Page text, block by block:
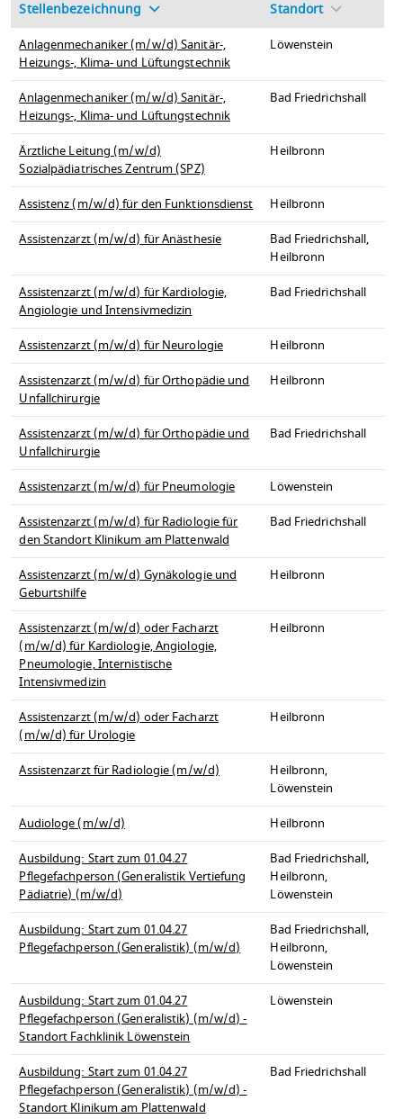
Stellenbezeichnung
Standort
Anlagenmechaniker (m/w/d) Sanitär-,
Heizungs-, Klima- und Lüftungstechnik
Löwenstein
Anlagenmechaniker (m/w/d) Sanitär-,
Heizungs-, Klima- und Lüftungstechnik
Bad Friedrichshall
Ärztliche Leitung (m/w/d)
Sozialpädiatrisches Zentrum (SPZ)
Heilbronn
Assistenz (m/w/d) für den Funktionsdienst
Heilbronn
Assistenzarzt (m/w/d) für Anästhesie
Bad Friedrichshall,
Heilbronn
Assistenzarzt (m/w/d) für Kardiologie,
Angiologie und Intensivmedizin
Bad Friedrichshall
Assistenzarzt (m/w/d) für Neurologie
Heilbronn
Assistenzarzt (m/w/d) für Orthopädie und
Unfallchirurgie
Heilbronn
Assistenzarzt (m/w/d) für Orthopädie und
Unfallchirurgie
Bad Friedrichshall
Assistenzarzt (m/w/d) für Pneumologie
Löwenstein
Assistenzarzt (m/w/d) für Radiologie für
den Standort Klinikum am Plattenwald
Bad Friedrichshall
Assistenzarzt (m/w/d) Gynäkologie und
Geburtshilfe
Heilbronn
Assistenzarzt (m/w/d) oder Facharzt
(m/w/d) für Kardiologie, Angiologie,
Pneumologie, Internistische
Intensivmedizin
Heilbronn
Assistenzarzt (m/w/d) oder Facharzt
(m/w/d) für Urologie
Heilbronn
Assistenzarzt für Radiologie (m/w/d)
Heilbronn,
Löwenstein
Audiologe (m/w/d)
Heilbronn
Ausbildung: Start zum 01.04.27
Pflegefachperson (Generalistik Vertiefung
Pädiatrie) (m/w/d)
Bad Friedrichshall,
Heilbronn,
Löwenstein
Ausbildung: Start zum 01.04.27
Pflegefachperson (Generalistik) (m/w/d)
Bad Friedrichshall,
Heilbronn,
Löwenstein
Ausbildung: Start zum 01.04.27
Pflegefachperson (Generalistik) (m/w/d) -
Standort Fachklinik Löwenstein
Löwenstein
Ausbildung: Start zum 01.04.27
Pflegefachperson (Generalistik) (m/w/d) -
Standort Klinikum am Plattenwald
Bad Friedrichshall